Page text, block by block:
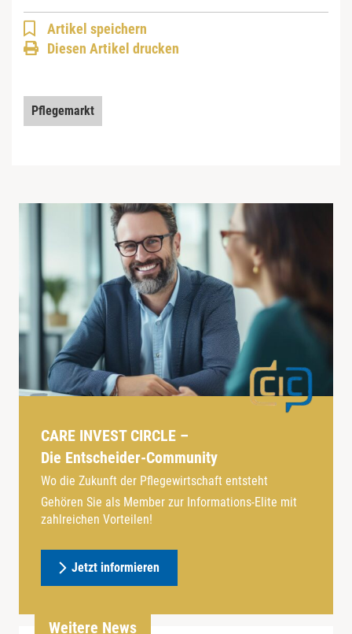
Artikel speichern
Diesen Artikel drucken
Pflegemarkt
CARE INVEST CIRCLE –
Die Entscheider-Community
Wo die Zukunft der Pflegewirtschaft entsteht
Gehören Sie als Member zur Informations-Elite mit
zahlreichen Vorteilen!
Jetzt informieren
Weitere News